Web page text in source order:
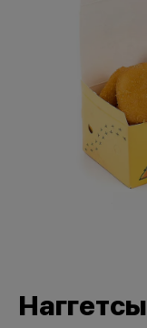
Наггетсы